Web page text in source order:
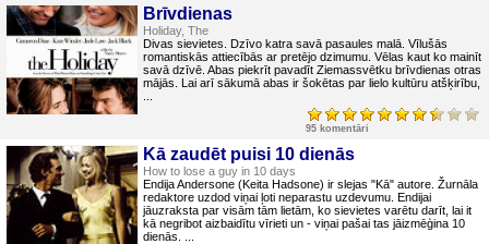
Brīvdienas
Holiday, The
Divas sievietes. Dzīvo katra savā pasaules malā. Vīlušās
romantiskās attiecībās ar pretējo dzimumu. Vēlas kaut ko mainīt
savā dzīvē. Abas piekrīt pavadīt Ziemassvētku brīvdienas otras
mājās. Lai arī sākumā abas ir šokētas par lielo kultūru atšķirību,
95 komentāri
Kā zaudēt puisi 10 dienās
How to lose a guy in 10 days
Endija Andersone (Keita Hadsone) ir slejas "Kā" autore. Žurnāla
redaktore uzdod viņai ļoti neparastu uzdevumu. Endijai
jāuzraksta par visām tām lietām, ko sievietes varētu darīt, lai it
kā negribot aizbaidītu vīrieti un - viņai pašai tas jāizmēģina 10
dienās. ...